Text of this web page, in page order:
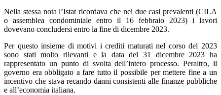
Nella stessa nota l’Istat ricordava che nei due casi prevalenti (CILA
o assemblea condominiale entro il 16 febbraio 2023) i lavori
dovevano concludersi entro la fine di dicembre 2023.
Per questo insieme di motivi i crediti maturati nel corso del 2023
sono stati molto rilevanti e la data del 31 dicembre 2023 ha
rappresentato un punto di svolta dell’intero processo. Peraltro, il
governo era obbligato a fare tutto il possibile per mettere fine a un
incentivo che stava recando danni consistenti alle finanze pubbliche
e all’economia italiana.